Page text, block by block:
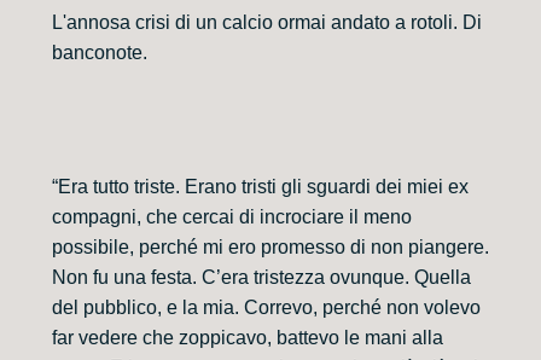
L'annosa crisi di un calcio ormai andato a rotoli. Di
banconote.
“Era tutto triste. Erano tristi gli sguardi dei miei ex
compagni, che cercai di incrociare il meno
possibile, perché mi ero promesso di non piangere.
Non fu una festa. C’era tristezza ovunque. Quella
del pubblico, e la mia. Correvo, perché non volevo
far vedere che zoppicavo, battevo le mani alla